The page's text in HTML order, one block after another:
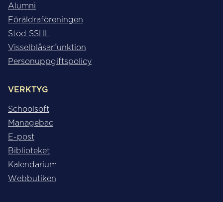
Alumni
Föräldraföreningen
Stöd SSHL
Visselblåsarfunktion
Personuppgiftspolicy
VERKTYG
Schoolsoft
Managebac
E-post
Biblioteket
Kalendarium
Webbutiken